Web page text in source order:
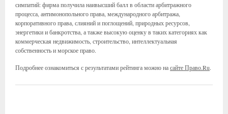
симпатий: фирма получила наивысший балл в области арбитражного
процесса, антимонопольного права, международного арбитража,
корпоративного права, слияний и поглощений, природных ресурсов,
энергетики и банкротства, а также высокую оценку в таких категориях как
коммерческая недвижимость, строительство, интеллектуальная
собственность и морское право.
Подробнее ознакомиться с результатами рейтинга можно насайте Право.Ru.